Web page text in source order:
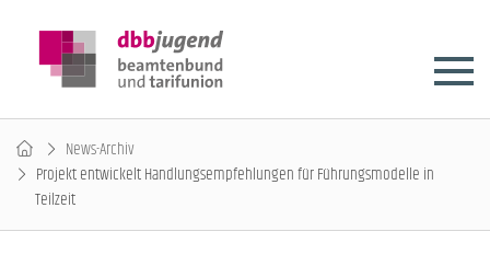
News-Archiv
Projekt entwickelt Handlungsempfehlungen für Führungsmodelle in
Teilzeit